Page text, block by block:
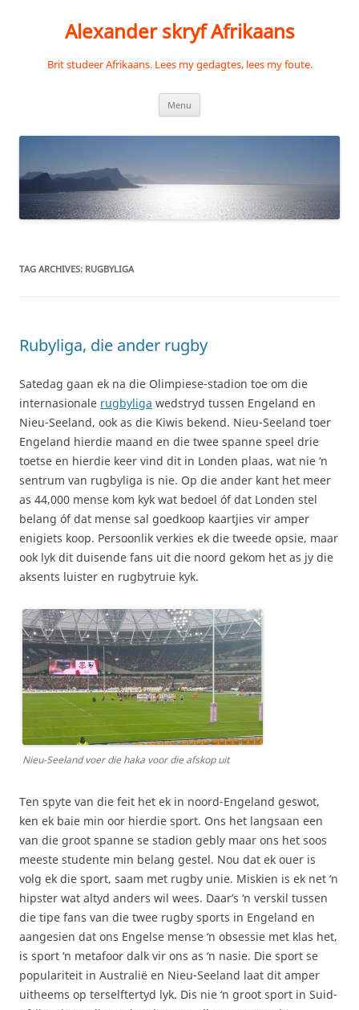
Alexander skryf Afrikaans
Brit studeer Afrikaans. Lees my gedagtes, lees my foute.
Menu
TAG ARCHIVES: RUGBYLIGA
Rubyliga, die ander rugby
Satedag gaan ek na die Olimpiese-stadion toe om die
internasionale rugbyliga wedstryd tussen Engeland en
Nieu-Seeland, ook as die Kiwis bekend. Nieu-Seeland toer
Engeland hierdie maand en die twee spanne speel drie
toetse en hierdie keer vind dit in Londen plaas, wat nie ‘n
sentrum van rugbyliga is nie. Op die ander kant het meer
as 44,000 mense kom kyk wat bedoel óf dat Londen stel
belang óf dat mense sal goedkoop kaartjies vir amper
enigiets koop. Persoonlik verkies ek die tweede opsie, maar
ook lyk dit duisende fans uit die noord gekom het as jy die
aksents luister en rugbytruie kyk.
Nieu-Seeland voer die haka voor die afskop uit
Ten spyte van die feit het ek in noord-Engeland geswot,
ken ek baie min oor hierdie sport. Ons het langsaan een
van die groot spanne se stadion gebly maar ons het soos
meeste studente min belang gestel. Nou dat ek ouer is
volg ek die sport, saam met rugby unie. Miskien is ek net ‘n
hipster wat altyd anders wil wees. Daar’s ‘n verskil tussen
die tipe fans van die twee rugby sports in Engeland en
aangesien dat ons Engelse mense ‘n obsessie met klas het,
is sport ‘n metafoor dalk vir ons as ‘n nasie. Die sport se
populariteit in Australië en Nieu-Seeland laat dit amper
uitheems op terselftertyd lyk. Dis nie ‘n groot sport in Suid-